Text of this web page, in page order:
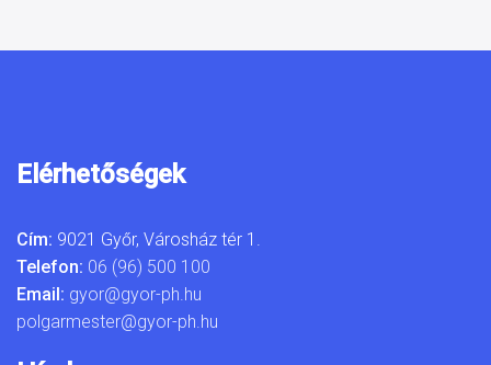
Elérhetőségek
Cím: 9021 Győr, Városház tér 1.
Telefon: 06 (96) 500 100
Email: gyor@gyor-ph.hu
polgarmester@gyor-ph.hu